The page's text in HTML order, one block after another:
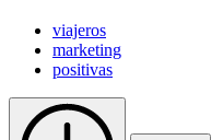
viajeros
marketing
positivas